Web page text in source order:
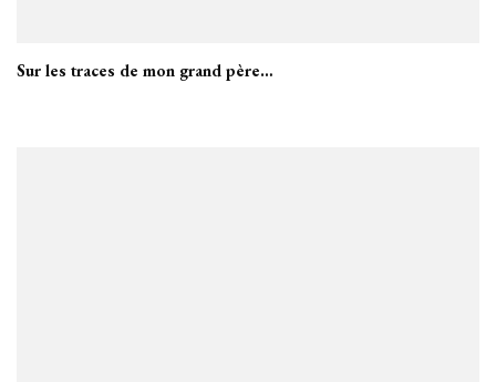
Sur les traces de mon grand père…